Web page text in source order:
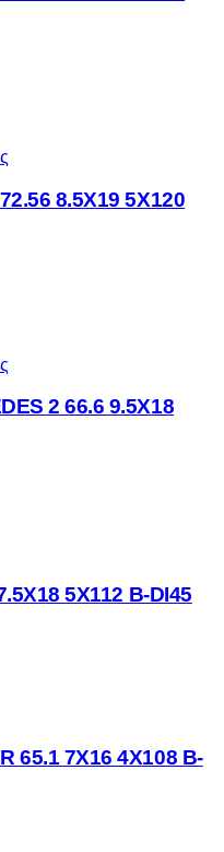
8.5X19 5X120
2 66.6 9.5X18
5Χ112 Β-DI45
65.1 7Χ16 4Χ108 Β-